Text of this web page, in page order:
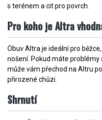
s terénem a cit pro povrch.
Pro koho je Altra
Obuv Altra je ideální pro
nošení. Pokud máte problémy
může vám přechod na Altru
přirozené chůzi.
Shrnutí